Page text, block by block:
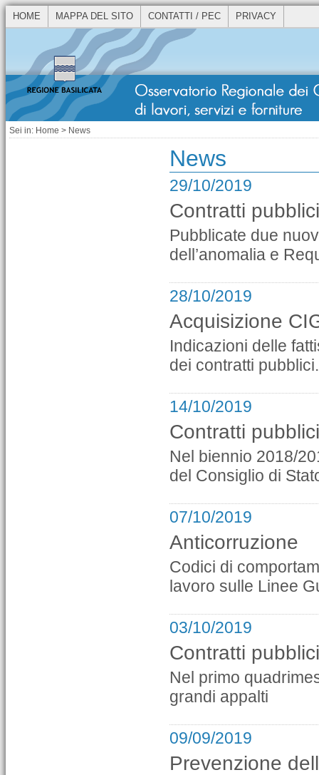
HOME MAPPA DEL SITO CONTATTI / PEC PRIVACY
Sei in: Home > News
News
29/10/2019
Contratti pubblici
Pubblicate due
dell’anomalia e
28/10/2019
Acquisizione
Indicazioni delle
dei contratti pubblici.
14/10/2019
Contratti pubblici
Nel biennio 2018/
del Consiglio di
07/10/2019
Anticorruzione
Codici di
lavoro sulle Linee
03/10/2019
Contratti pubblici
Nel primo
grandi appalti
09/09/2019
Prevenzione